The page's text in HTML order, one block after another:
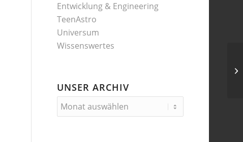
Entwicklung & Engineering
TeenAstro
Universum
Wissenswertes
UNSER ARCHIV